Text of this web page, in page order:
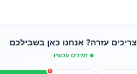
צריכים עזרה? אנחנו כאן בשבילכם
זמינים עכשיו
1